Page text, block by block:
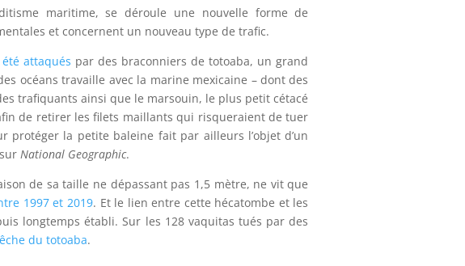
maritime, se déroule une nouvelle forme de
et concernent un nouveau type de trafic.
attaqués par des braconniers de totoaba, un grand
océans travaille avec la marine mexicaine – dont des
trafiquants ainsi que le marsouin, le plus petit cétacé
de retirer les filets maillants qui risqueraient de tuer
la petite baleine fait par ailleurs l’objet d’un
National Geographic.
de sa taille ne dépassant pas 1,5 mètre, ne vit que
1997 et 2019. Et le lien entre cette hécatombe et les
longtemps établi. Sur les 128 vaquitas tués par des
du totoaba.